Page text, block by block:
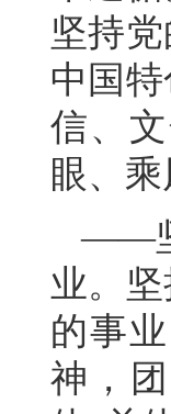
坚持
中国
信、
眼、乘
——
业。
的事
神，